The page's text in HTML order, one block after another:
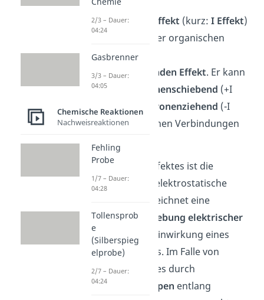
Beiminduktiven Effekt (kurz:I Effekt)
handelt es ich in der organischen
Chemie um einen
ladungsverändernden Effekt. Er kann
entweder
elektronenschiebend (+I
Effekt) oder
elektronenziehend (-I
Effekt) in chemischen Verbindungen
auftreten.
Auslöser dieses Effektes ist die
Influenz, also die elektrostatische
Induktion. Sie bezeichnet eine
räumlicheVerschiebung elektrischer
Ladungen
durch Einwirkung eines
elektrischen Feldes. Im Falle von
Molekülen wird dies durch
funktionelle
Gruppen entlang
2/3 – Dauer:
04:24
Gasbrenner
3/3 – Dauer:
04:05
Chemische Reaktionen
Nachweisreaktionen
Fehling
Probe
1/7 – Dauer:
04:28
Tollensprob
e
(Silberspieg
elprobe)
2/7 – Dauer:
04:24